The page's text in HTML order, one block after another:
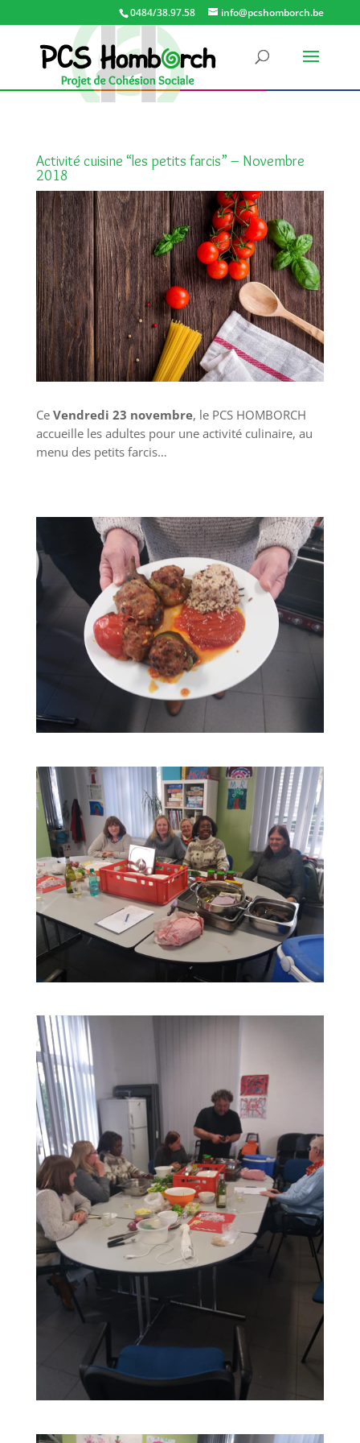
0484/38.97.58 info@pcshomborch.be
Activité cuisine “les petits farcis” – Novembre
2018
CeVendredi 23 novembre, le PCS HOMBORCH
accueille les adultes pour une activité culinaire, au
menu des petits farcis…